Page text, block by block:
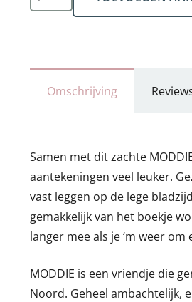
lila
Omschrijving
Samen met dit zachte
aantekeningen veel leuker.
vast leggen op de lege
gemakkelijk van het boekje
langer mee als je ‘m weer
MODDIE is een vriendje die
Noord. Geheel ambachtelijk,